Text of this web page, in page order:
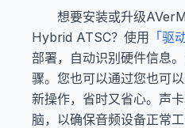
想要安装或升级
Hybrid ATSC？使用
「驱
部署，自动识别硬件信息
骤。您也可以通过您也可
新操作，省时又省心。声
脑，以确保音频设备正常